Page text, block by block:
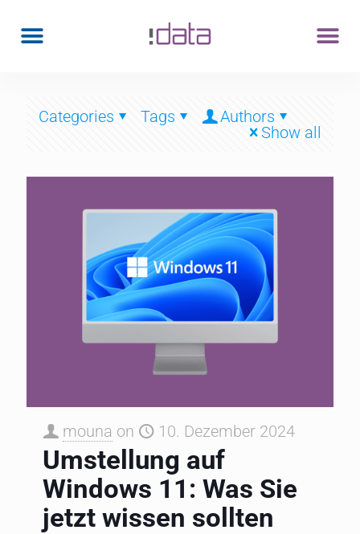
Categories Tags
Authors
Show all
mouna on 10. Dezember 2024
Umstellung auf
Windows 11: Was Sie
jetzt wissen sollten